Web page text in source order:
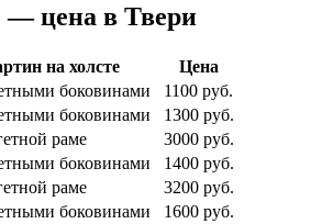
— цена в Твери
на холсте
Цена
боковинами
1100 руб.
боковинами
1300 руб.
раме
3000 руб.
боковинами
1400 руб.
раме
3200 руб.
боковинами
1600 руб.